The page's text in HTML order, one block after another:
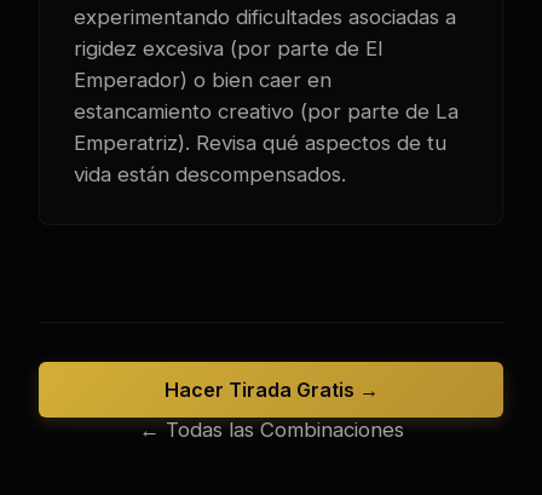
experimentando dificultades asociadas a
rigidez excesiva (por parte de El
Emperador) o bien caer en
estancamiento creativo (por parte de La
Emperatriz). Revisa qué aspectos de tu
vida están descompensados.
← Todas las Combinaciones
Hacer Tirada Gratis →